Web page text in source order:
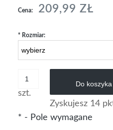
Cena: 209,99 ZŁ
* Rozmiar:
szt.
Do koszyka
Zyskujesz 14pkt
* - Pole wymagane